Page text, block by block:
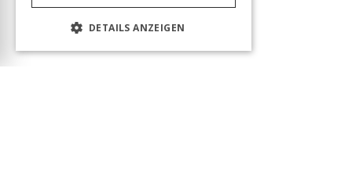
DETAILS ANZEIGEN